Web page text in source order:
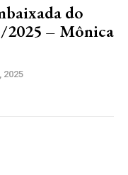
do
2025 – Mônica
2025